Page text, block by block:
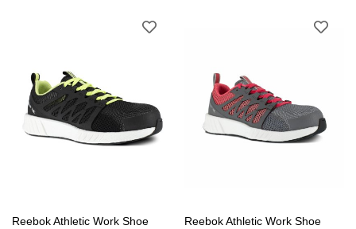
Reebok Athletic Work Shoe Reebok Athletic Work Shoe